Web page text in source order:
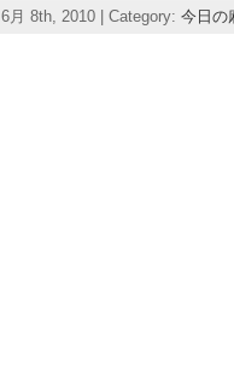
6月 8th, 2010 | Category: 今日の